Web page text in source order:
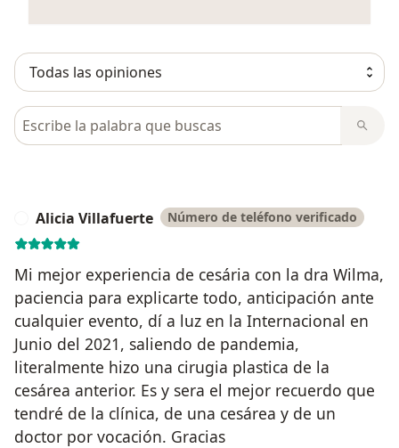
Busca en opiniones
Alicia Villafuerte Número de teléfono verificado
Mi mejor experiencia de cesária con la dra Wilma,
paciencia para explicarte todo, anticipación ante
cualquier evento, dí a luz en la Internacional en
Junio del 2021, saliendo de pandemia,
literalmente hizo una cirugia plastica de la
cesárea anterior. Es y sera el mejor recuerdo que
tendré de la clínica, de una cesárea y de un
doctor por vocación. Gracias